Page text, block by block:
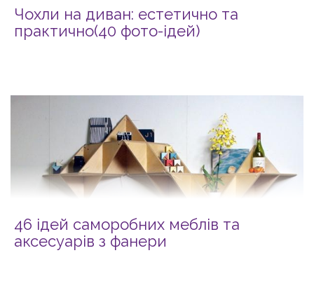
Чохли на диван: естетично та
практично(40 фото-ідей)
46 ідей саморобних меблів та
аксесуарів з фанери